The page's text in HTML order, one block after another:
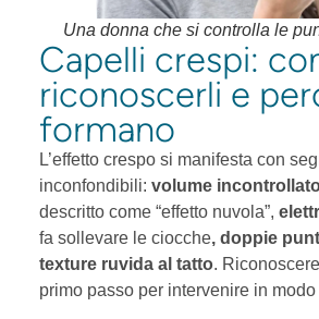
Una donna che si controlla le
Capelli crespi:
riconoscerli e
formano
L’effetto crespo si manifesta con
inconfondibili: volume
descritto come “effetto nuvola”,
fa sollevare le ciocche, doppie
texture ruvida al tatto.
primo passo per intervenire in modo